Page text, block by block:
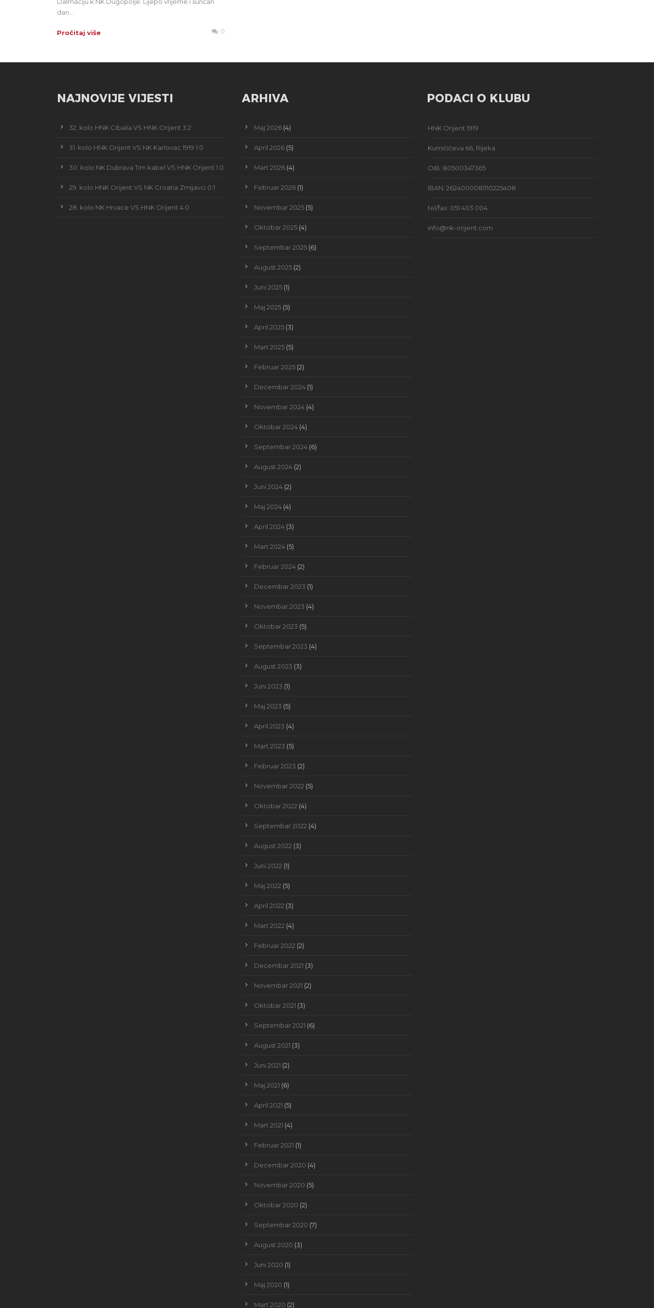
dan...
Pročitaj više 0
NAJNOVIJE VIJESTI
32. kolo HNK Cibalia VS HNK Orijent 3:2
31. kolo HNK Orijent VS NK Karlovac 1919 1:0
30. kolo NK Dubrava Tim kabel VS HNK Orijent 1:0
29. kolo HNK Orijent VS NK Croatia Zmijavci 0:1
28. kolo NK Hrvace VS HNK Orijent 4:0
ARHIVA
Maj 2026(4)
April 2026(5)
Mart 2026(4)
Februar 2026(1)
Novembar 2025(5)
Oktobar 2025(4)
Septembar 2025(6)
August 2025(2)
Juni 2025(1)
Maj 2025(5)
April 2025(3)
Mart 2025(5)
Februar 2025(2)
Decembar 2024(1)
Novembar 2024(4)
Oktobar 2024(4)
Septembar 2024(6)
August 2024(2)
Juni 2024(2)
Maj 2024(4)
April 2024(3)
Mart 2024(5)
Februar 2024(2)
Decembar 2023 (1)
Novembar 2023 (4)
Oktobar 2023 (5)
Septembar 2023 (4)
August 2023 (3)
Juni 2023 (1)
Maj 2023 (5)
April 2023 (4)
Mart 2023 (5)
Februar 2023 (2)
Novembar 2022 (5)
Oktobar 2022 (4)
Septembar 2022 (4)
August 2022 (3)
Juni 2022 (1)
Maj 2022 (5)
April 2022 (3)
Mart 2022 (4)
Februar 2022 (2)
Decembar 2021 (3)
Novembar 2021 (2)
Oktobar 2021 (3)
Septembar 2021 (6)
August 2021 (3)
Juni 2021 (2)
Maj 2021 (6)
April 2021 (5)
Mart 2021 (4)
Februar 2021 (1)
Decembar 2020 (4)
Novembar 2020 (5)
Oktobar 2020 (2)
Septembar 2020 (7)
August 2020 (3)
Juni 2020 (1)
Maj 2020 (1)
Mart 2020 (2)
PODACI O KLUBU
HNK Orijent 1919
Kumičićeva 66, Rijeka
OIB: 80500347365
IBAN: 2624000081110225408
tel/fax: 051 403 004
info@nk-orijent.com